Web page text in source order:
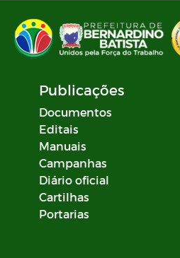
Publicações
Documentos
Editais
Manuais
Campanhas
Diário oficial
Cartilhas
Portarias